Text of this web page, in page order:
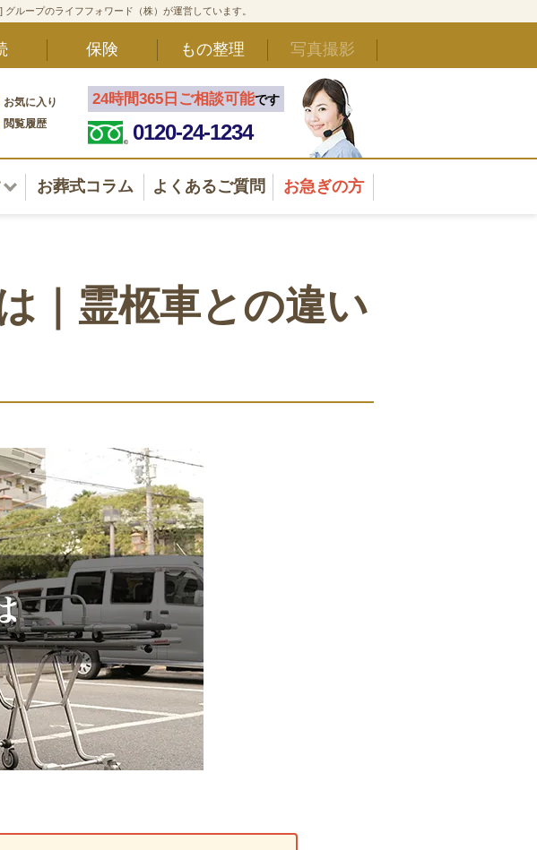
ループのライフフォワード（株）が運営しています。
保険 もの整理 写真撮影
お気に入り
閲覧履歴
24時間365日ご相談可能です
0120-24-1234
北陸
お葬式コラム よくあるご質問 お急ぎの方
｜霊柩車との違い